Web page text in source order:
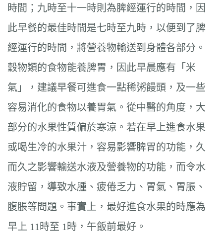
時間；九時至十一時則為脾經運行的時間，因
此早餐的最佳時間是七時至九時，以便到了脾
經運行的時間，將營養物輸送到身體各部分。
穀物類的食物能養脾胃，因此早晨應有「米
氣」，建議早餐可進食一點稀粥饅頭，及一些
容易消化的食物以養胃氣。從中醫的角度，大
部分的水果性質偏於寒涼。若在早上進食水果
或喝生冷的水果汁，容易影響脾胃的功能，久
而久之影響輸送水液及營養物的功能，而令水
液貯留，導致水腫、疲倦乏力、胃氣、胃脹、
腹脹等問題。事實上，最好進食水果的時應為
早上 11時至 1時，午飯前最好。